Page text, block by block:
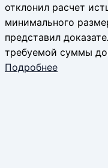
отклонил расчет
минимального
представил
требуемой суммы
Подробнее